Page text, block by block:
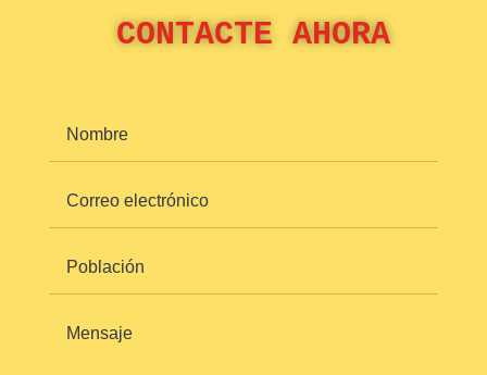
CONTACTE AHORA